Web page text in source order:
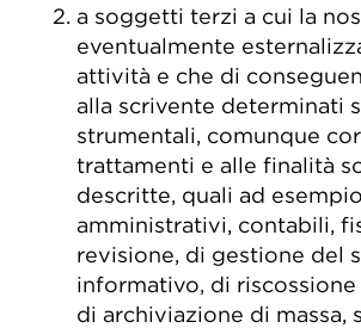
a soggetti terzi a cui la
eventualmente
attività e che di
alla scrivente determinati
strumentali, comunque
trattamenti e alle finalità
descritte, quali ad
amministrativi, contabili,
revisione, di gestione del
informativo, di
di archiviazione di massa,